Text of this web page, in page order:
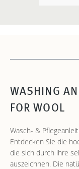
WASHING
FOR WOOL
Wasch- &
Entdecken Sie die
die sich durch ihre
auszeichnen. Die